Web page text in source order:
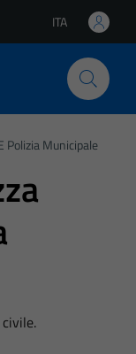
Lingua attiva:
ITA
Polizia Municipale